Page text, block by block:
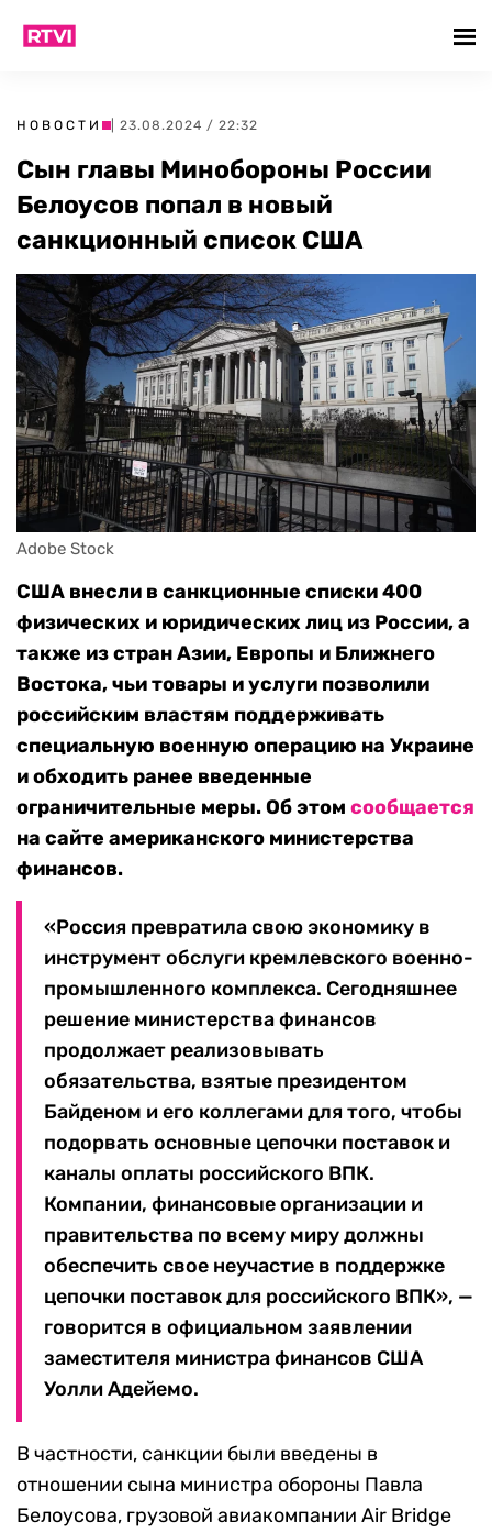
НОВОСТИ | 23.08.2024 / 22:32
Сын главы Минобороны России
Белоусов попал в новый
санкционный список США
Adobe Stock
США внесли в санкционные списки 400
физических и юридических лиц из России, а
также из стран Азии, Европы и Ближнего
Востока, чьи товары и услуги позволили
российским властям поддерживать
специальную военную операцию на Украине
и обходить ранее введенные
ограничительные меры. Об этом сообщается
на сайте американского министерства
финансов.
«Россия превратила свою экономику в
инструмент обслуги кремлевского военно-
промышленного комплекса. Сегодняшнее
решение министерства финансов
продолжает реализовывать
обязательства, взятые президентом
Байденом и его коллегами для того, чтобы
подорвать основные цепочки поставок и
каналы оплаты российского ВПК.
Компании, финансовые организации и
правительства по всему миру должны
обеспечить свое неучастие в поддержке
цепочки поставок для российского ВПК», —
говорится в официальном заявлении
заместителя министра финансов США
Уолли Адейемо.
В частности, санкции были введены в
отношении сына министра обороны Павла
Белоусова, грузовой авиакомпании Air Bridge